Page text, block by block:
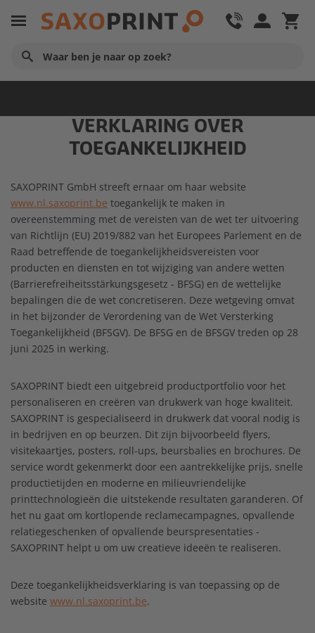
VERKLARING OVER
TOEGANKELIJKHEID
SAXOPRINT GmbH streeft ernaar om haar website
www.nl.saxoprint.be toegankelijk te maken in
overeenstemming met de vereisten van de wet ter uitvoering
van Richtlijn (EU) 2019/882 van het Europees Parlement en de
Raad betreffende de toegankelijkheidsvereisten voor
producten en diensten en tot wijziging van andere wetten
(Barrierefreiheitsstärkungsgesetz - BFSG) en de wettelijke
bepalingen die de wet concretiseren. Deze wetgeving omvat
in het bijzonder de Verordening van de Wet Versterking
Toegankelijkheid (BFSGV). De BFSG en de BFSGV treden op 28
juni 2025 in werking.
SAXOPRINT biedt een uitgebreid productportfolio voor het
personaliseren en creëren van drukwerk van hoge kwaliteit.
SAXOPRINT is gespecialiseerd in drukwerk dat vooral nodig is
in bedrijven en op beurzen. Dit zijn bijvoorbeeld flyers,
visitekaartjes, posters, roll-ups, beursbalies en brochures. De
service wordt gekenmerkt door een aantrekkelijke prijs, snelle
productietijden en moderne en milieuvriendelijke
printtechnologieën die uitstekende resultaten garanderen. Of
het nu gaat om kortlopende reclamecampagnes, opvallende
relatiegeschenken of opvallende beurspresentaties -
SAXOPRINT helpt u om uw creatieve ideeën te realiseren.
Deze toegankelijkheidsverklaring is van toepassing op de
website www.nl.saxoprint.be.